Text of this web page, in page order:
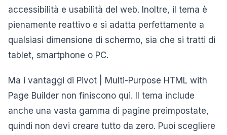
accessibilità e usabilità del web. Inoltre, il tema è
pienamente reattivo e si adatta perfettamente a
qualsiasi dimensione di schermo, sia che si tratti di
tablet, smartphone o PC.
Ma i vantaggi di Pivot | Multi-Purpose HTML with
Page Builder non finiscono qui. Il tema include
anche una vasta gamma di pagine preimpostate,
quindi non devi creare tutto da zero. Puoi scegliere